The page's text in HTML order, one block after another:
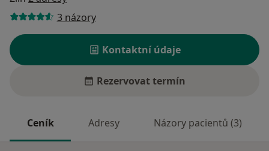
3 názory
Kontaktní údaje
Rezervovat termín
Ceník Adresy Názory pacientů (3)